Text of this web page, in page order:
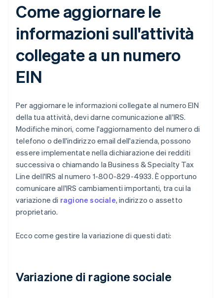
Come aggiornare le
informazioni sull'attività
collegate a un numero
EIN
Per aggiornare le informazioni collegate al numero EIN
della tua attività, devi darne comunicazione all'IRS.
Modifiche minori, come l'aggiornamento del numero di
telefono o dell'indirizzo email dell'azienda, possono
essere implementate nella dichiarazione dei redditi
successiva o chiamando la Business & Specialty Tax
Line dell'IRS al numero 1-800-829-4933. È opportuno
comunicare all'IRS cambiamenti importanti, tra cui la
variazione di ragione sociale, indirizzo o assetto
proprietario.
Ecco come gestire la variazione di questi dati:
Variazione di ragione sociale